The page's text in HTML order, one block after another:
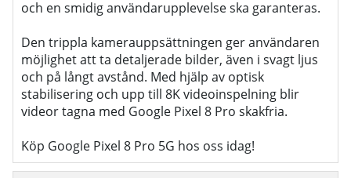
och en smidig användarupplevelse ska garanteras.
Den trippla kamerauppsättningen ger användaren
möjlighet att ta detaljerade bilder, även i svagt ljus
och på långt avstånd. Med hjälp av optisk
stabilisering och upp till 8K videoinspelning blir
videor tagna med Google Pixel 8 Pro skakfria.
Köp Google Pixel 8 Pro 5G hos oss idag!